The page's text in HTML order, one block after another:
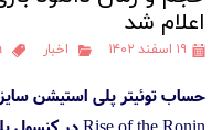
اعلام شد
۱۹ اسفند ۱۴۰۲ اخبار
حساب توئیتر پلی استیشن